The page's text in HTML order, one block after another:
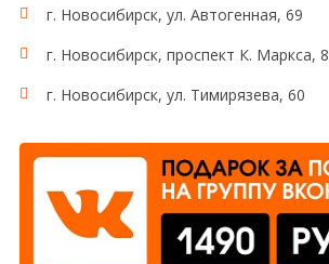
г. Новосибирск, ул. Автогенная, 69
г. Новосибирск, проспект К. Маркса, 8
г. Новосибирск, ул. Тимирязева, 60